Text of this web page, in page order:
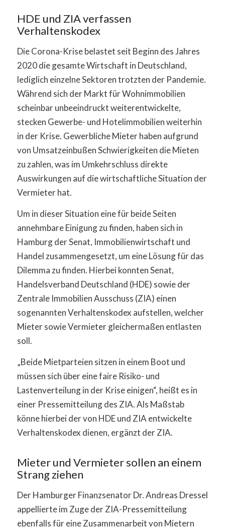
HDE und ZIA verfassen
Verhaltenskodex
Die Corona-Krise belastet seit Beginn des Jahres
2020 die gesamte Wirtschaft in Deutschland,
lediglich einzelne Sektoren trotzten der Pandemie.
Während sich der Markt für Wohnimmobilien
scheinbar unbeeindruckt weiterentwickelte,
stecken Gewerbe- und Hotelimmobilien weiterhin
in der Krise. Gewerbliche Mieter haben aufgrund
von Umsatzeinbußen Schwierigkeiten die Mieten
zu zahlen, was im Umkehrschluss direkte
Auswirkungen auf die wirtschaftliche Situation der
Vermieter hat.
Um in dieser Situation eine für beide Seiten
annehmbare Einigung zu finden, haben sich in
Hamburg der Senat, Immobilienwirtschaft und
Handel zusammengesetzt, um eine Lösung für das
Dilemma zu finden. Hierbei konnten Senat,
Handelsverband Deutschland (HDE) sowie der
Zentrale Immobilien Ausschuss (ZIA) einen
sogenannten Verhaltenskodex aufstellen, welcher
Mieter sowie Vermieter gleichermaßen entlasten
soll.
„Beide Mietparteien sitzen in einem Boot und
müssen sich über eine faire Risiko- und
Lastenverteilung in der Krise einigen“, heißt es in
einer Pressemitteilung des ZIA. Als Maßstab
könne hierbei der von HDE und ZIA entwickelte
Verhaltenskodex dienen, ergänzt der ZIA.
Mieter und Vermieter sollen an einem
Strang ziehen
Der Hamburger Finanzsenator Dr. Andreas Dressel
appellierte im Zuge der ZIA-Pressemitteilung
ebenfalls für eine Zusammenarbeit von Mietern